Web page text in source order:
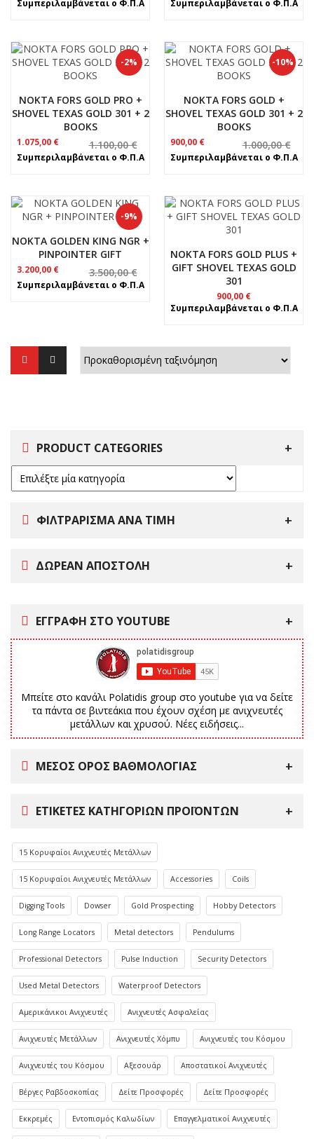
PRODUCT CATEGORIES
ΦΙΛΤΡΑΡΙΣΜΑ ΑΝΑ ΤΙΜΗ
ΔΩΡΕΑΝ ΑΠΟΣΤΟΛΗ
ΕΓΓΡΑΦΗ ΣΤΟ YOUTUBE
Μπείτε στο κανάλι Polatidis group στο youtube για να δείτε
τα πάντα σε βιντεάκια που έχουν σχέση με ανιχνευτές
μετάλλων και χρυσού. Νέες ειδήσεις...
ΜΕΣΟΣ ΟΡΟΣ ΒΑΘΜΟΛΟΓΙΑΣ
ΕΤΙΚΈΤΕΣ ΚΑΤΗΓΟΡΙΏΝ ΠΡΟΪΌΝΤΩΝ
15 Κορυφαίοι Ανιχνευτές Μετάλλων
15 Κορυφαίοι Ανιχνευτές Μετάλλων Accessories Coils
Digging Tools Dowser Gold Prospecting Hobby Detectors
Long Range Locators Metal detectors Pendulums
Professional Detectors Pulse Induction Security Detectors
Used Metal Detectors Waterproof Detectors
Αμερικάνικοι Ανιχνευτές Ανιχνευτές Ασφαλείας
Ανιχνευτές Μετάλλων Ανιχνευτές Χόμπυ Ανιχνευτές του Κόσμου
Ανιχνευτές του Κόσμου Αξεσουάρ Αποστατικοί Ανιχνευτές
Βέργες Ραβδοσκοπίας Δείτε Προσφορές Δείτε Προσφορές
Εκκρεμές Εντοπισμός Καλωδίων Επαγγελματικοί Ανιχνευτές
was: τιμή
Συμπεριλαμβάνεται ο Φ.Π.Α
was:τιμή
Συμπεριλαμβάνεται ο Φ.Π.Α
-2%
NOKTA FORS GOLD PRO +
SHOVEL TEXAS GOLD 301 + 2
BOOKS
1.100,00€
Original
price
was:
1.075,00 €
τρέχουσα
τιμή
Συμπεριλαμβάνεται ο Φ.Π.Α
-10%
NOKTA FORS GOLD +
SHOVEL TEXAS GOLD 301 + 2
BOOKS
1.000,00€
Original
price
was:
900,00 €
τρέχουσα
τιμή
Συμπεριλαμβάνεται ο Φ.Π.Α
-9%
NOKTA GOLDEN KING NGR +
PINPOINTER GIFT
3.500,00€
Original
price
was:
3.200,00 €
τρέχουσα
τιμή
Συμπεριλαμβάνεται ο Φ.Π.Α
NOKTA FORS GOLD PLUS +
GIFT SHOVEL TEXAS GOLD
301
900,00 €
Συμπεριλαμβάνεται ο Φ.Π.Α